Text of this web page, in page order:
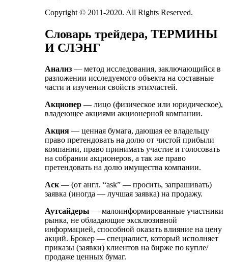
Copyright © 2011-2020. All Rights Reserved.
Словарь трейдера, ТЕРМИНЫ
И СЛЭНГ
Анализ — метод исследования, заключающийся в
разложении исследуемого объекта на составные
части и изучении свойств этихчастей.
Акционер — лицо (физическое или юридическое),
владеющее акциями акционерной компании.
Акция — ценная бумага, дающая ее владельцу
право претендовать на долю от чистой прибыли
компании, право принимать участие и голосовать
на собрании акционеров, а так же право
претендовать на долю имущества компании.
Аск— (от англ. “ask” — просить, запрашивать)
заявка (иногда — лучшая заявка) на продажу.
Аутсайдеры — малоинформированные участники
рынка, не обладающие эксклюзивной
информацией, способной оказать влияние на цену
акций. Брокер — специалист, который исполняет
приказы (заявки) клиентов на бирже по купле/
продаже ценных бумаг.